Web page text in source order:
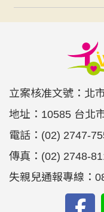
立案核准文號：北
地址： 10585 台北
電話： (02) 2747-
傳真： (02) 2748-
失親兒通報專線：